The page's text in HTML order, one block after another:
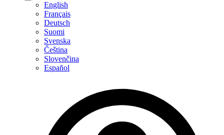
English
Français
Deutsch
Suomi
Svenska
Čeština
Slovenčina
Español